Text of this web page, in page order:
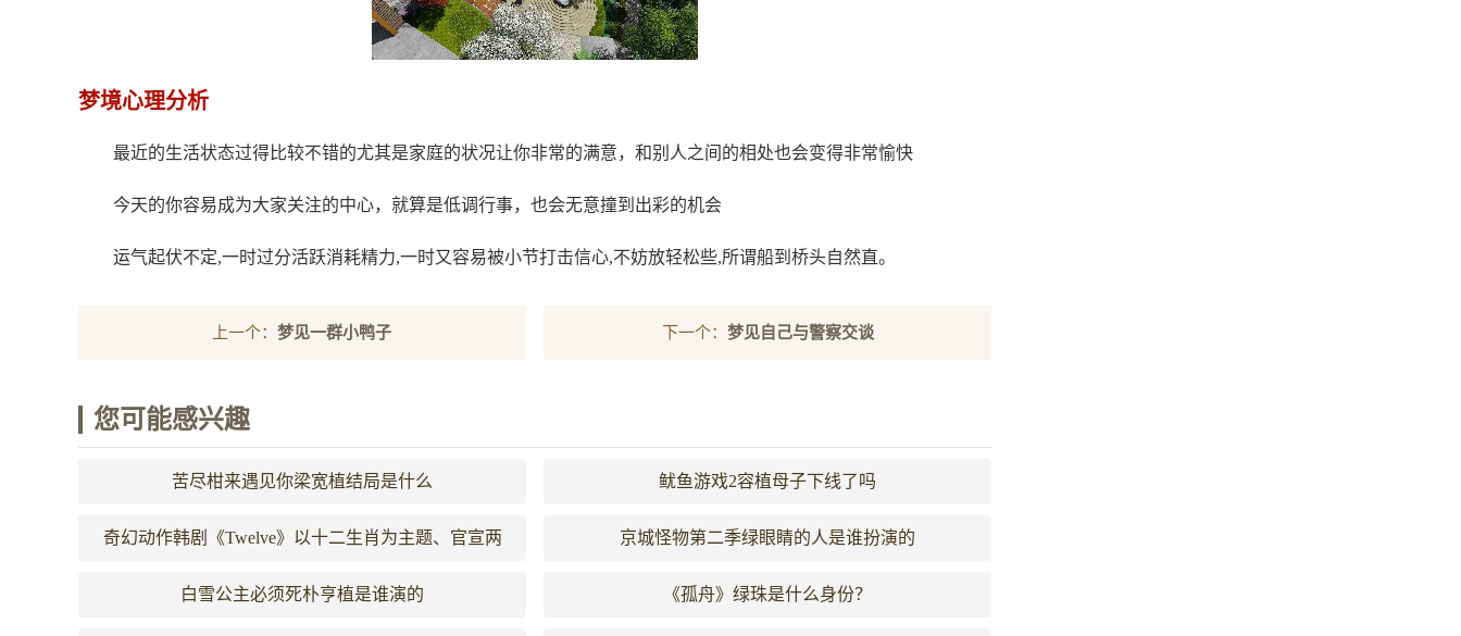
梦境心理分析
最近的生活状态过得比较不错的尤其是家庭的状况让你非常的满意，和别人之间的相处也会变得非常愉快
今天的你容易成为大家关注的中心，就算是低调行事，也会无意撞到出彩的机会
运气起伏不定,一时过分活跃消耗精力,一时又容易被小节打击信心,不妨放轻松些,所谓船到桥头自然直。
上一个：梦见一群小鸭子 下一个： 梦见自己与警察交谈
您可能感兴趣
苦尽柑来遇见你梁宽植结局是什么 鱿鱼游戏2容植母子下线了吗
奇幻动作韩剧《Twelve》以十二生肖为主题、官宣两
大主角：马东石是天使！朴炯植是反派～
京城怪物第二季绿眼睛的人是谁扮演的
白雪公主必须死朴亨植是谁演的 《孤舟》绿珠是什么身份？